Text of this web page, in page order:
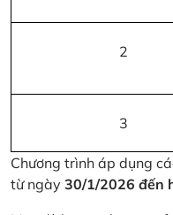
2
3
Chương trình áp dụng
từ ngày 30/1/2026 đến